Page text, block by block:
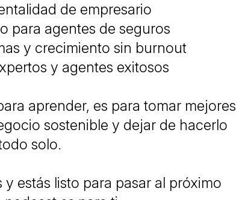
de empresario
para agentes de seguros
y crecimiento sin burnout
y agentes exitosos
aprender, es para tomar mejores
sostenible y dejar de hacerlo
solo.
estás listo para pasar al próximo